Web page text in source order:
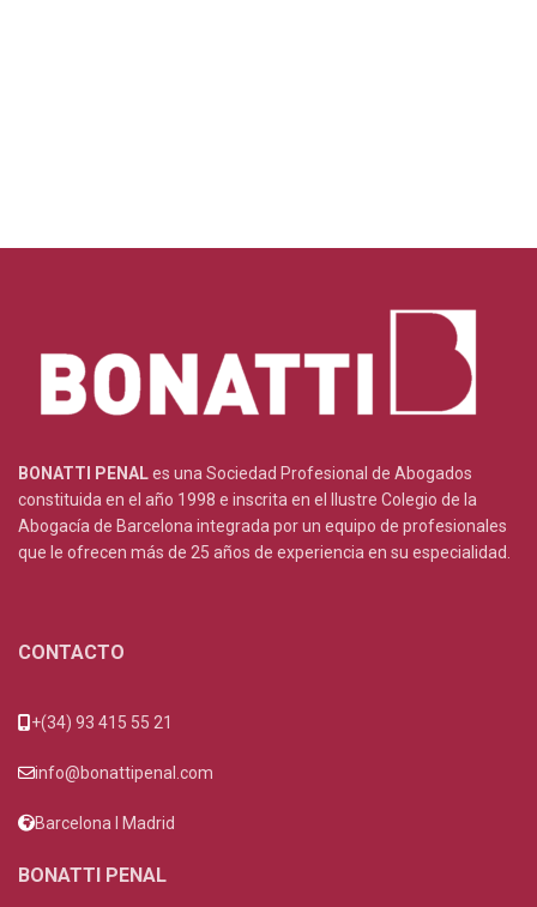
BONATTI PENALes una Sociedad Profesional de Abogados
constituida en el año 1998 e inscrita en el Ilustre Colegio de la
Abogacía de Barcelona integrada por un equipo de profesionales
que le ofrecen más de 25 años de experiencia en su especialidad.
CONTACTO
+(34) 93 415 55 21
info@bonattipenal.com
Barcelona I Madrid
BONATTI PENAL